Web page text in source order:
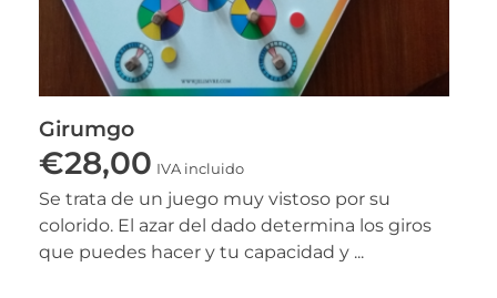
Girumgo
€28,00 IVA incluido
Se trata de un juego muy vistoso por su
colorido. El azar del dado determina los giros
que puedes hacer y tu capacidad y ...